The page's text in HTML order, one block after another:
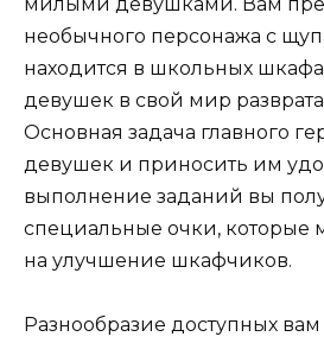
необычного персонажа с
находится в школьных
девушек в свой мир
Основная задача главного
девушек и приносить им
выполнение заданий вы
специальные очки, которые
на улучшение шкафчиков.
Разнообразие доступных